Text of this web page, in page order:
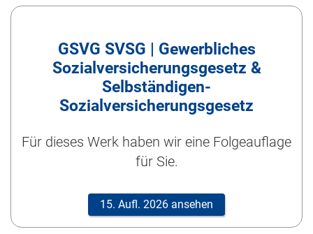
GSVG SVSG | Gewerbliches
Sozialversicherungsgesetz &
Selbständigen-
Sozialversicherungsgesetz
Für dieses Werk haben wir eine Folgeauflage
für Sie.
15. Aufl. 2026 ansehen